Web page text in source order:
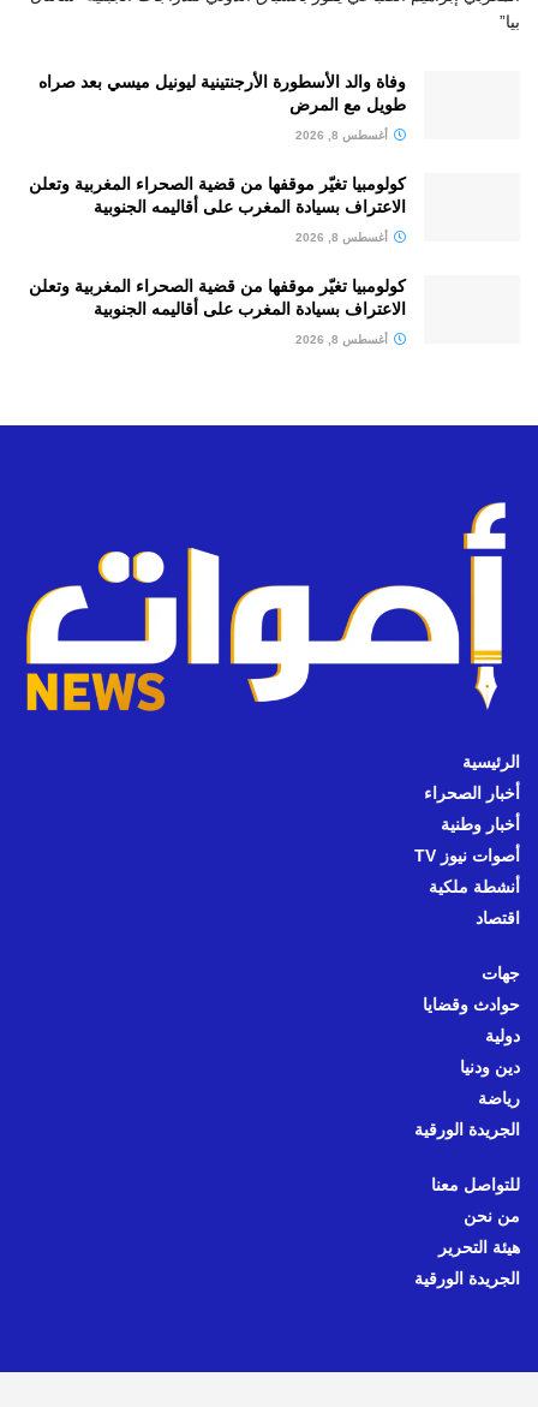
بيا”
وفاة والد الأسطورة الأرجنتينية ليونيل ميسي بعد صراه
طويل مع المرض
أغسطس 8, 2026
كولومبيا تغيّر موقفها من قضية الصحراء المغربية وتعلن
الاعتراف بسيادة المغرب على أقاليمه الجنوبية
أغسطس 8, 2026
كولومبيا تغيّر موقفها من قضية الصحراء المغربية وتعلن
الاعتراف بسيادة المغرب على أقاليمه الجنوبية
أغسطس 8, 2026
الرئيسية
أخبار الصحراء
أخبار وطنية
أصوات نيوز TV
أنشطة ملكية
اقتصاد
جهات
حوادث وقضايا
دولية
دين ودنيا
رياضة
الجريدة الورقية
للتواصل معنا
من نحن
هيئة التحرير
الجريدة الورقية